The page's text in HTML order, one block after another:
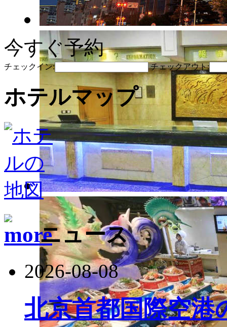
今すぐ予約
チェックイン: チェックアウト:
ホテルマップ
ニュース
2026-08-08
北京首都国際空港